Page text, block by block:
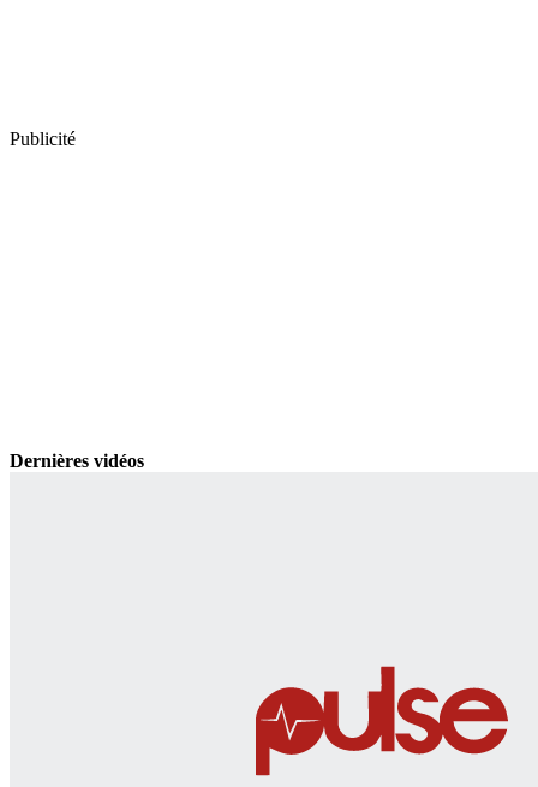
Publicité
Dernières vidéos